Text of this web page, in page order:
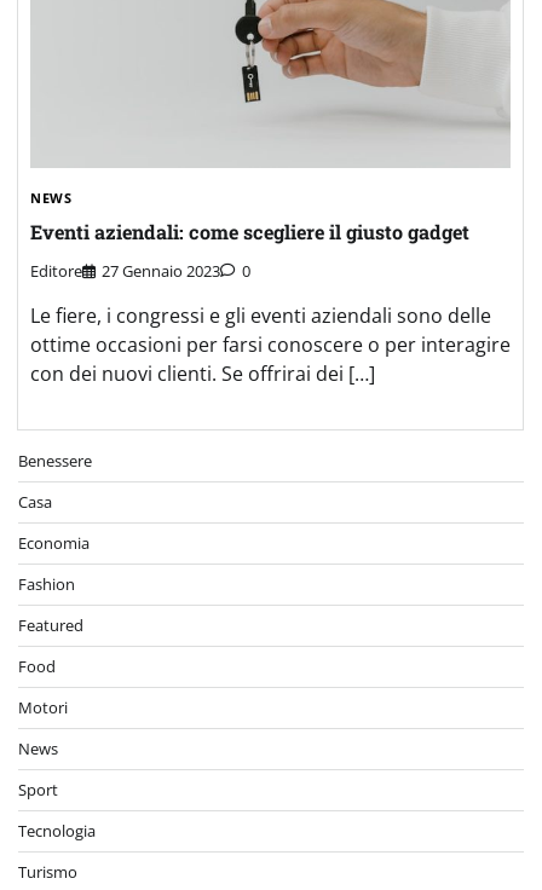
NEWS
Eventi aziendali: come scegliere il giusto gadget
Editore 27 Gennaio 2023 0
Le fiere, i congressi e gli eventi aziendali sono delle
ottime occasioni per farsi conoscere o per interagire
con dei nuovi clienti. Se offrirai dei […]
Benessere
Casa
Economia
Fashion
Featured
Food
Motori
News
Sport
Tecnologia
Turismo